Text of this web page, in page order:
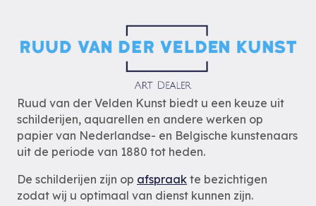
Ruud van der Velden Kunst biedt u een keuze uit
schilderijen, aquarellen en andere werken op
papier van Nederlandse- en Belgische kunstenaars
uit de periode van 1880 tot heden.
De schilderijen zijn op afspraak te bezichtigen
zodat wij u optimaal van dienst kunnen zijn.